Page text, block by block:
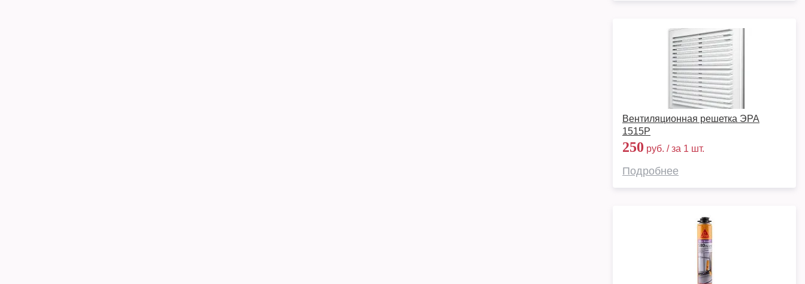
Вентиляционная решетка ЭРА
1515Р
250 руб. / за 1 шт.
Подробнее